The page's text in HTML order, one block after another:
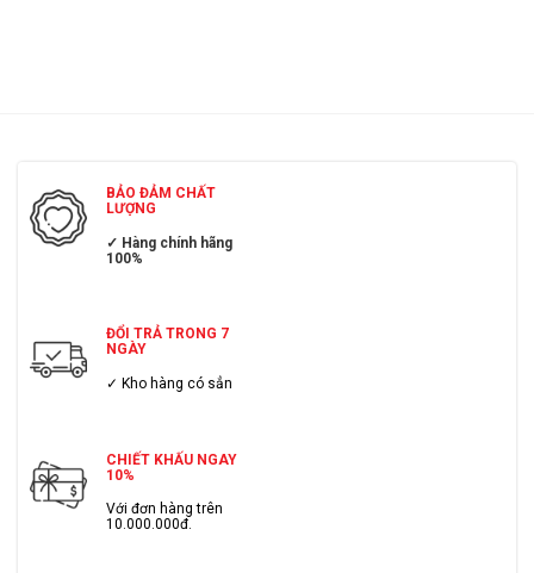
BẢO ĐẢM CHẤT
LƯỢNG
✓ Hàng chính hãng
100%
ĐỔI TRẢ TRONG 7
NGÀY
✓ Kho hàng có sẳn
CHIẾT KHẤU NGAY
10%
Với đơn hàng trên
10.000.000đ.